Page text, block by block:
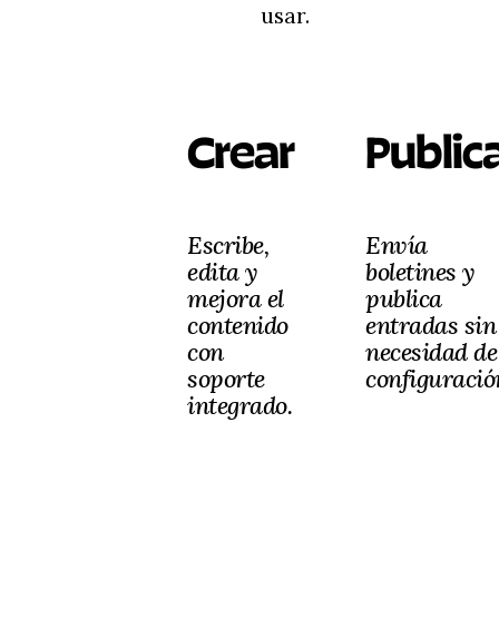
usar.
Crear
Escribe,
edita y
mejora el
contenido
con
soporte
integrado.
Envía
boletines y
publica
entradas sin
necesidad de